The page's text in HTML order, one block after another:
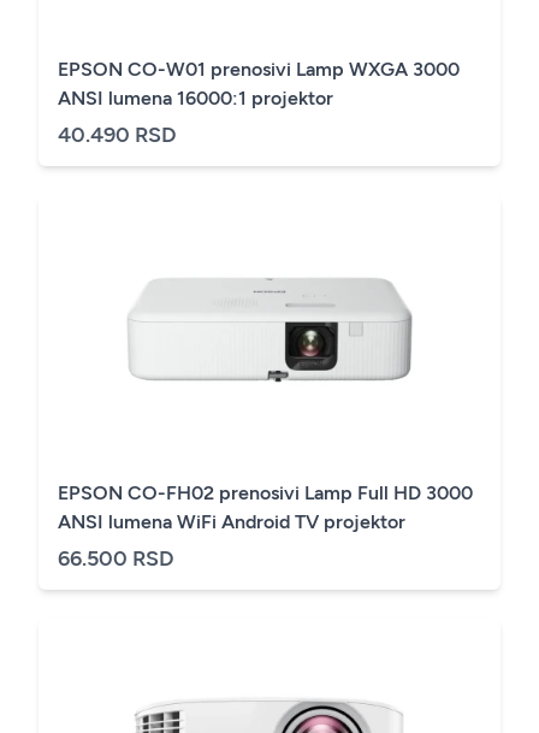
EPSON CO-W01 prenosivi Lamp WXGA 3000
ANSI lumena 16000:1 projektor
40.490 RSD
EPSON CO-FH02 prenosivi Lamp Full HD 3000
ANSI lumena WiFi Android TV projektor
66.500 RSD